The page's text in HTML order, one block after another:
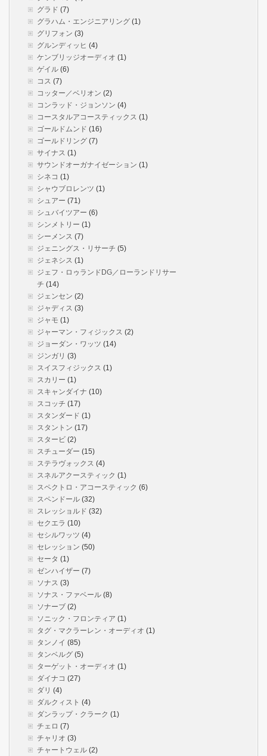
グラド (7)
グラハム・エンジニアリング (1)
グリフォン (3)
グルンディッヒ (4)
ケンブリッジオーディオ (1)
ゲイル (6)
コス (7)
コッター／ベリオン (2)
コンラッド・ジョンソン (4)
コースタルアコースティックス (1)
ゴールドムンド (16)
ゴールドリング (7)
サイナス (1)
サウンドオーガナイゼーション (1)
シネコ (1)
シャウブロレンツ (1)
シュアー (71)
シュバイツアー (6)
シンメトリー (1)
シーメンス (7)
ジェニングス・リサーチ (5)
ジェネシス (1)
ジェフ・ロゥランドDG／ローランドリサー
チ (14)
ジェンセン (2)
ジャディス (3)
ジャモ (1)
ジャーマン・フィジックス (2)
ジョーダン・ワッツ (14)
ジンガリ (3)
スイスフィジックス (1)
スカリー (1)
スキャンダイナ (10)
スコッチ (17)
スタンダード (1)
スタントン (17)
スタービ (2)
スチューダー (15)
ステラヴォックス (4)
スネルアクースティック (1)
スペクトロ・アコースティック (6)
スペンドール (32)
スレッショルド (32)
セクエラ (10)
セシルワッツ (4)
セレッション (50)
セータ (1)
ゼンハイザー (7)
ソナス (3)
ソナス・ファベール (8)
ソナーブ (2)
ソニック・フロンティア (1)
タグ・マクラーレン・オーディオ (1)
タンノイ (85)
タンベルグ (5)
ターゲット・オーディオ (1)
ダイナコ (27)
ダリ (4)
ダルクィスト (4)
ダンラップ・クラーク (1)
チェロ (7)
チャリオ (3)
チャートウェル (2)